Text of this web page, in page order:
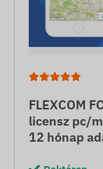
FLEXCOM
licensz pc/
12 hónap